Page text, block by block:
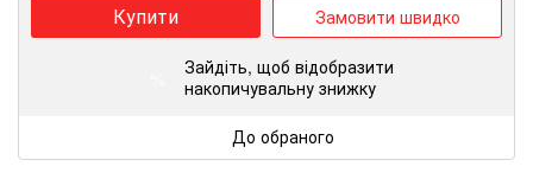
Купити Замовити швидко
Зайдіть, щоб відобразити
накопичувальну знижку
До обраного